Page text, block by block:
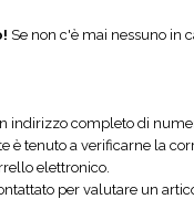
Se non c'è mai nessuno in
indirizzo completo di
è tenuto a verificarne la
elettronico.
per valutare un